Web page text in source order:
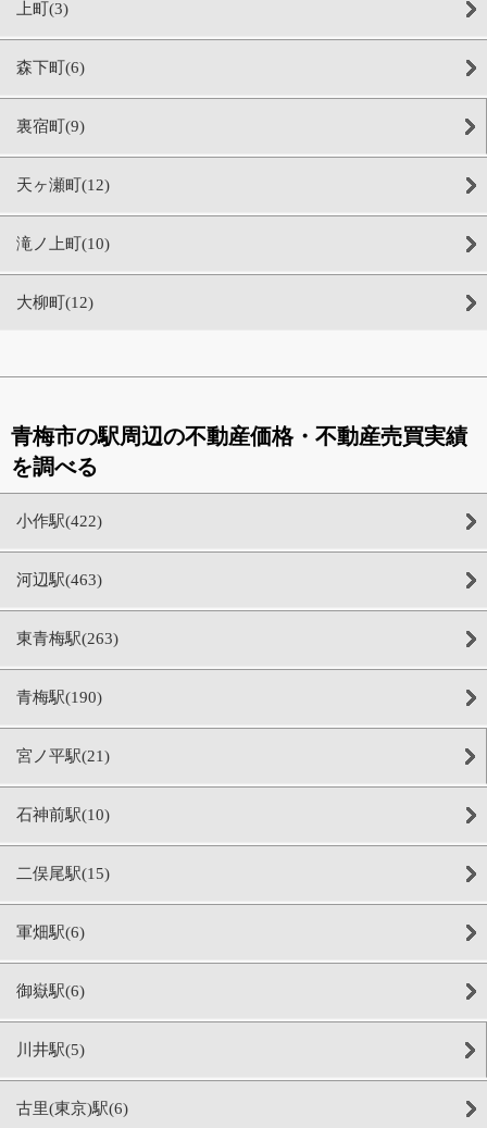
上町(3)
森下町(6)
裏宿町(9)
天ヶ瀬町(12)
滝ノ上町(10)
大柳町(12)
青梅市の駅周辺の不動産価格・不動産売買実績
を調べる
小作駅(422)
河辺駅(463)
東青梅駅(263)
青梅駅(190)
宮ノ平駅(21)
石神前駅(10)
二俣尾駅(15)
軍畑駅(6)
御嶽駅(6)
川井駅(5)
古里(東京)駅(6)